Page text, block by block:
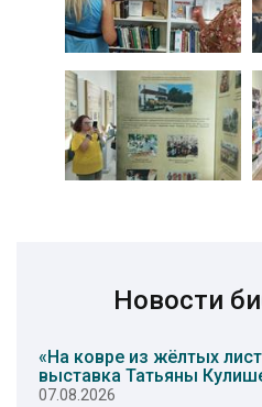
Новости
«На ковре из жёлтых
выставка Татьяны
07.08.2026